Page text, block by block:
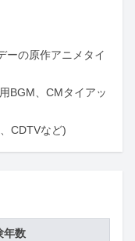
ーの原作アニメタイ
BGM、CMタイアッ
CDTVなど)
年数